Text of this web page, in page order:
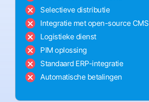
Selectieve distributie
Integratie met open-source CMS
Logistieke dienst
PIM oplossing
Standaard ERP-integratie
Automatische betalingen